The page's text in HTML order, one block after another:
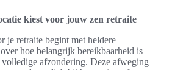
kiest voor jouw zen retraite
je retraite begint met heldere
hoe belangrijk bereikbaarheid is
afzondering. Deze afweging